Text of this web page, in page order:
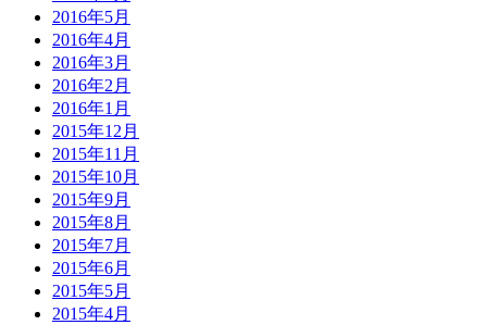
2016年5月
2016年4月
2016年3月
2016年2月
2016年1月
2015年12月
2015年11月
2015年10月
2015年9月
2015年8月
2015年7月
2015年6月
2015年5月
2015年4月